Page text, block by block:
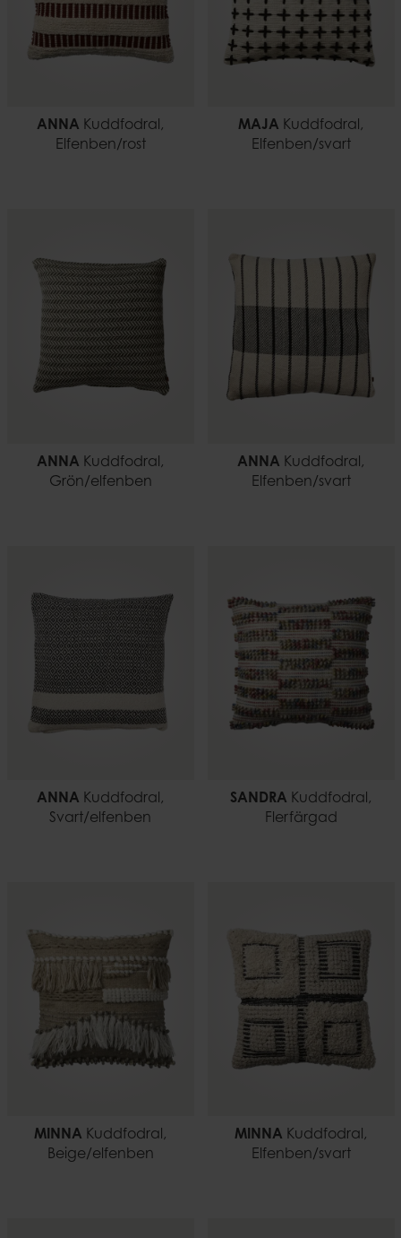
ANNA Kuddfodral,
Elfenben/rost
MAJA Kuddfodral,
Elfenben/svart
ANNA Kuddfodral,
Grön/elfenben
ANNA Kuddfodral,
Elfenben/svart
ANNA Kuddfodral,
Svart/elfenben
SANDRA Kuddfodral,
Flerfärgad
MINNA Kuddfodral,
Beige/elfenben
MINNA Kuddfodral,
Elfenben/svart